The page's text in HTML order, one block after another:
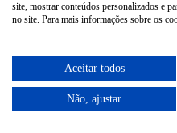
FORMAS DE PAGAMENTO
ENVIO
site, mostrar conteúdos personalizados e
no site. Para mais informações sobre os
Aceitar todos
Não, ajustar